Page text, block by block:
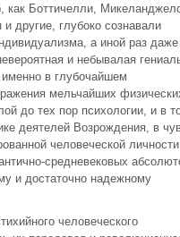
как Боттичелли,
другие, глубоко сознавали
а иной раз даже
и небывалая
в глубочайшем
мельчайших
до тех пор психологии, и в
деятелей Возрождения, в
человеческой
средневековых
и достаточно надежному
человеческого